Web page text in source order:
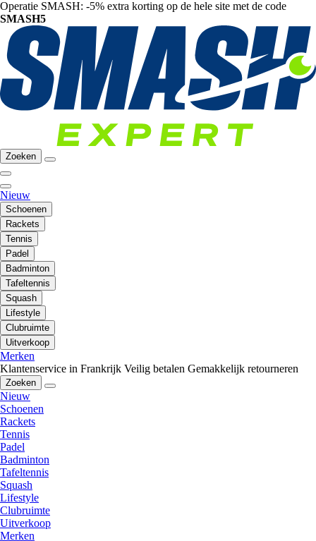
Operatie SMASH: -5% extra korting op de hele site met de code
SMASH5
Zoeken
Nieuw
Schoenen
Rackets
Tennis
Padel
Badminton
Tafeltennis
Squash
Lifestyle
Clubruimte
Uitverkoop
Merken
Klantenservice in Frankrijk Veilig betalen Gemakkelijk retourneren
Zoeken
Nieuw
Schoenen
Rackets
Tennis
Padel
Badminton
Tafeltennis
Squash
Lifestyle
Clubruimte
Uitverkoop
Merken